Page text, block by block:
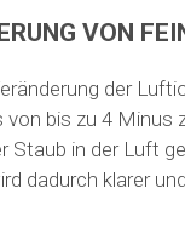
VON
der
von bis zu 4 Minus
Staub in der Luft
dadurch klarer